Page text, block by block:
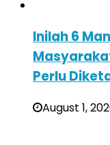
Inilah 6
Perlu
August 1,